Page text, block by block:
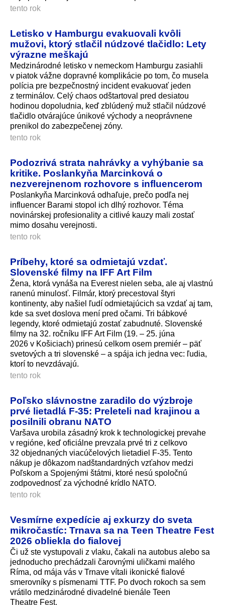
tento rok
Letisko v Hamburgu evakuovali kvôli
mužovi, ktorý stlačil núdzové tlačidlo: Lety
výrazne meškajú
Medzinárodné letisko v nemeckom Hamburgu zasiahli
v piatok vážne dopravné komplikácie po tom, čo musela
polícia pre bezpečnostný incident evakuovať jeden
z terminálov. Celý chaos odštartoval pred desiatou
hodinou dopoludnia, keď zblúdený muž stlačil núdzové
tlačidlo otvárajúce únikové východy a neoprávnene
prenikol do zabezpečenej zóny.
tento rok
Podozrivá strata nahrávky a vyhýbanie sa
kritike. Poslankyňa Marcinková o
nezverejnenom rozhovore s influencerom
Poslankyňa Marcinková odhaľuje, prečo podľa nej
influencer Barami stopol ich dlhý rozhovor. Téma
novinárskej profesionality a citlivé kauzy mali zostať
mimo dosahu verejnosti.
tento rok
Príbehy, ktoré sa odmietajú vzdať.
Slovenské filmy na IFF Art Film
Žena, ktorá vynáša na Everest nielen seba, ale aj vlastnú
ranenú minulosť. Filmár, ktorý precestoval štyri
kontinenty, aby našiel ľudí odmietajúcich sa vzdať aj tam,
kde sa svet doslova mení pred očami. Tri bábkové
legendy, ktoré odmietajú zostať zabudnuté. Slovenské
filmy na 32. ročníku IFF Art Film (19. – 25. júna
2026 v Košiciach) prinesú celkom osem premiér – päť
svetových a tri slovenské – a spája ich jedna vec: ľudia,
ktorí to nevzdávajú.
tento rok
Poľsko slávnostne zaradilo do výzbroje
prvé lietadlá F-35: Preleteli nad krajinou a
posilnili obranu NATO
Varšava urobila zásadný krok k technologickej prevahe
v regióne, keď oficiálne prevzala prvé tri z celkovo
32 objednaných viacúčelových lietadiel F-35. Tento
nákup je dôkazom nadštandardných vzťahov medzi
Poľskom a Spojenými štátmi, ktoré nesú spoločnú
zodpovednosť za východné krídlo NATO.
tento rok
Vesmírne expedície aj exkurzy do sveta
mikročastíc: Trnava sa na Teen Theatre Fest
2026 obliekla do fialovej
Či už ste vystupovali z vlaku, čakali na autobus alebo sa
jednoducho prechádzali čarovnými uličkami malého
Ríma, od mája vás v Trnave vítali ikonické fialové
smerovníky s písmenami TTF. Po dvoch rokoch sa sem
vrátilo medzinárodné divadelné bienále Teen
Theatre Fest.